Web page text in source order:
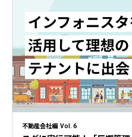
不動産会社編 Vol. 6